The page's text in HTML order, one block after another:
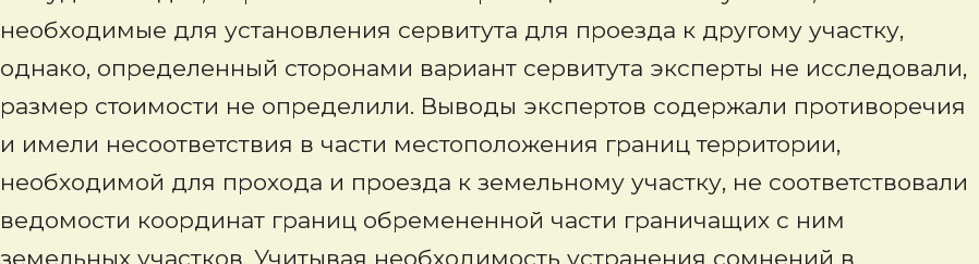
необходимые для установления сервитута для проезда к другому участку,
однако, определенный сторонами вариант сервитута эксперты не исследовали,
размер стоимости не определили. Выводы экспертов содержали противоречия
и имели несоответствия в части местоположения границ территории,
необходимой для прохода и проезда к земельному участку, не соответствовали
ведомости координат границ обремененной части граничащих с ним
земельных участков. Учитывая необходимость устранения сомнений в